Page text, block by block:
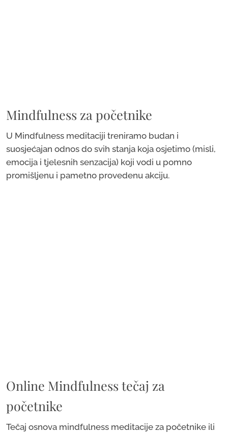
Mindfulness za početnike
U Mindfulness meditaciji treniramo budan i
suosjećajan odnos do svih stanja koja osjetimo (misli,
emocija i tjelesnih senzacija) koji vodi u pomno
promišljenu i pametno provedenu akciju.
Online Mindfulness tečaj za
početnike
Tečaj osnova mindfulness meditacije za početnike ili